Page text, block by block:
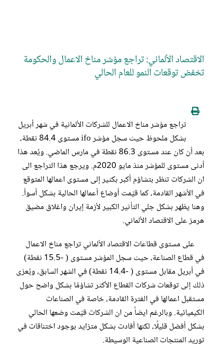
الاقتصاد الألماني: تراجع مؤشر مناخ الاعمال والحكومة
تخفض توقعات النمو للعام الحالي
تراجع مؤشر مناخ الاعمال للشركات الألمانية في شهر أبريل
بشكل ملحوظ حيث سجل مؤشر ifo مستوى 84.4 نقطة،
بعد أن كان عند مستوى 86.3 نقطة في مارس الماضي. ويُعد هذا
أدنى مستوى للمؤشر منذ مايو 2020م. ويرجع هذا التراجع الى
ان الشركات تنظر بتشاؤم أكبر بكثير إلى مستوى اعمالها المتوقع
في الأشهر القادمة، كما قيّمت أوضاع أعمالها الحالية بشكل أسوأ.
وهنا يظهر بشكل جلي التأثير الكبير لأزمة إيران واغلاق مضيق
هرمز على الاقتصاد الألماني.
على مستوى قطاعات الاقتصاد الألماني تراجع مناخ الاعمال
في قطاع الصناعة، حيث سجل المؤشر مستوى ( -15.5 نقطة)
في أبريل مقابل مستوى ( -14.4 نقطة) في الشهر السابق، ويُعزى
ذلك إلى توقعات شركات القطاع الأكثر تشاؤمًا بشكل واضح حول
مستقبل اعمالها في الفترة القادمة، خاصة في الصناعات
الكيميائية. وبالرغم ايضاً من ان الشركات قيّمت وضعها الحالي
بشكل أفضل قليلًا، لكنها أفادت بشكل متزايد بوجود اختناقات في
توريد المنتجات الصناعية الوسيطة.